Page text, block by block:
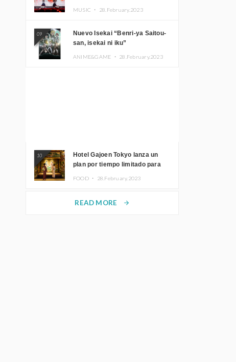
MUSIC ・ 28.February.2023
09
Nuevo Isekai “Benri-ya Saitou-
san, isekai ni iku”
ANIME&GAME ・ 28.February.2023
10
Hotel Gajoen Tokyo lanza un
plan por tiempo limitado para
FOOD ・ 28.February.2023
READ MORE arrow_forward